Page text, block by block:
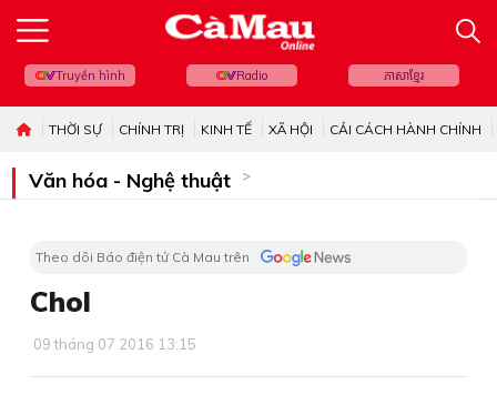
Truyền hình Radio ភាសាខ្មែរ
THỜI SỰ CHÍNH TRỊ KINH TẾ XÃ HỘI CẢI CÁCH HÀNH CHÍNH
Văn hóa - Nghệ thuật
Theo dõi Báo điện tử Cà Mau trên
Chol
09 tháng 07 2016 13:15